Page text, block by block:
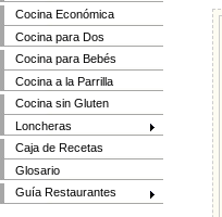
Cocina Económica
Cocina para Dos
Cocina para Bebés
Cocina a la Parrilla
Cocina sin Gluten
Loncheras
Caja de Recetas
Glosario
Guía Restaurantes